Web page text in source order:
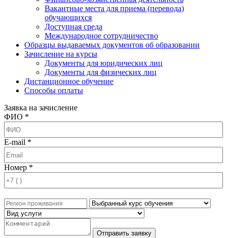
Вакантные места для приема (перевода)
обучающихся
Доступная среда
Международное сотрудничество
Образцы выдаваемых документов об образовании
Зачисление на курсы
Документы для юридических лиц
Документы для физических лиц
Дистанционное обучение
Способы оплаты
Заявка на зачисление
ФИО *
E-mail *
Номер *
Отправить заявку